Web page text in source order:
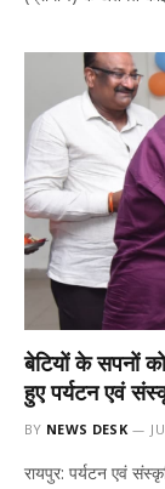
बेटियों के सपनों
हुए पर्यटन एवं
BY NEWS DESK
रायपुर: पर्यटन एवं